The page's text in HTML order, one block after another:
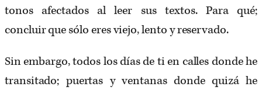
tonos afectados al leer sus textos. Para qué;
concluir que sólo eres viejo, lento y reservado.
Sin embargo, todos los días de ti en calles donde he
transitado; puertas y ventanas donde quizá he